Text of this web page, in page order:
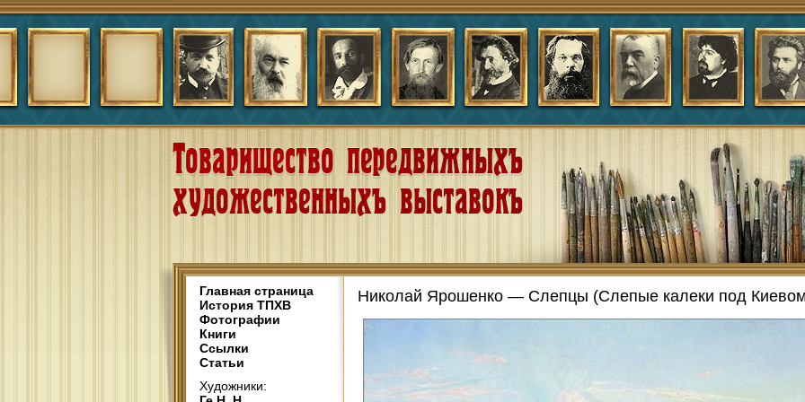
Главная страница
История ТПХВ
Фотографии
Книги
Ссылки
Статьи
Художники:
Николай Ярошенко — Слепцы (Слепые калеки под